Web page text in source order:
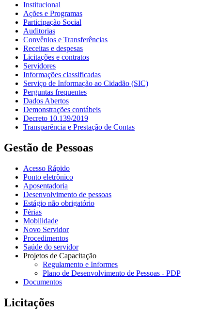
Institucional
Ações e Programas
Participação Social
Auditorias
Convênios e Transferências
Receitas e despesas
Licitações e contratos
Servidores
Informações classificadas
Serviço de Informação ao Cidadão (SIC)
Perguntas frequentes
Dados Abertos
Demonstrações contábeis
Decreto 10.139/2019
Transparência e Prestação de Contas
Gestão de Pessoas
Acesso Rápido
Ponto eletrônico
Aposentadoria
Desenvolvimento de pessoas
Estágio não obrigatório
Férias
Mobilidade
Novo Servidor
Procedimentos
Saúde do servidor
Projetos de Capacitação
Regulamento e Informes
Plano de Desenvolvimento de Pessoas - PDP
Documentos
Licitações